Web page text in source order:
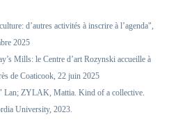
d’autres activités à inscrire à l’agenda",
2025
Mills: le Centre d’art Rozynski accueille à
de Coaticook, 22 juin 2025
ZYLAK, Mattia. Kind of a collective.
University, 2023.